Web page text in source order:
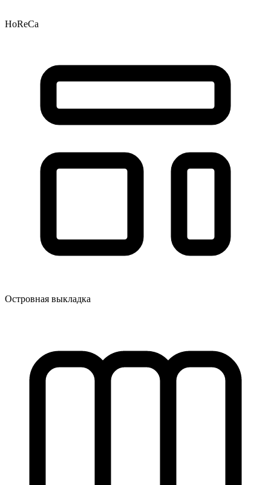
HoReCa
Островная выкладка